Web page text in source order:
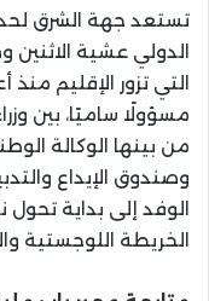
تستعد جهة الشرق
الدولي عشية
التي تزور الإقليم
مسؤولًا ساميًا، بين
من بينها الوكالة
وصندوق الإيداع
الوفد إلى بداية
الخريطة اللوجستية